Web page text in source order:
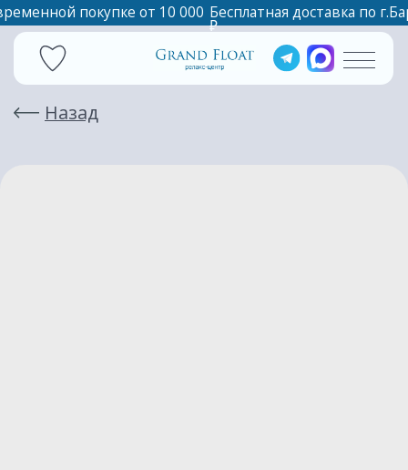
Бесплатная доставка по г.Барнаул при
₽
покупке от 10 000
Назад